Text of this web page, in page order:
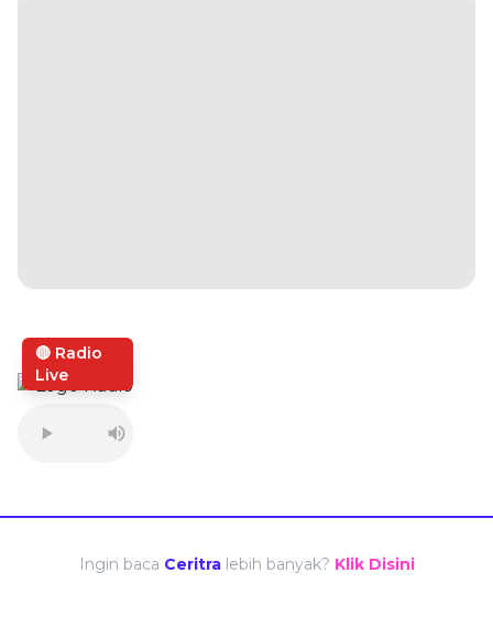
🔴 Radio
Live
Ingin baca Ceritra lebih banyak? Klik Disini